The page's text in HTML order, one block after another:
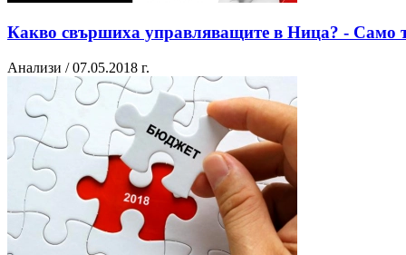
Какво свършиха управляващите в Ница? - Само
Анализи / 07.05.2018 г.